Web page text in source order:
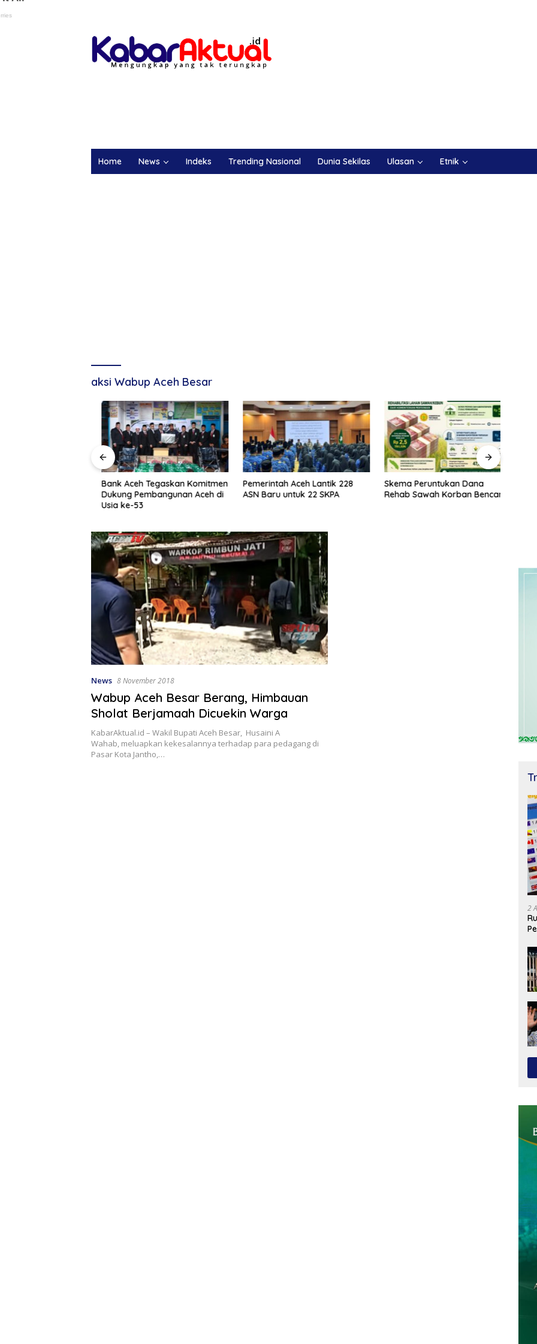
Home News Indeks Trending Nasional Dunia Sekilas Ulasan Etnik
aksi Wabup Aceh Besar
Bank Aceh Tegaskan Komitmen
Dukung Pembangunan Aceh di
Usia ke-53
Pemerintah Aceh Lantik 228
ASN Baru untuk 22 SKPA
Skema Peruntukan Dana
Rehab Sawah Korban Bencana
News 8 November 2018
Wabup Aceh Besar Berang, Himbauan
Sholat Berjamaah Dicuekin Warga
KabarAktual.id – Wakil Bupati Aceh Besar, Husaini A
Wahab, meluapkan kekesalannya terhadap para pedagang di
Pasar Kota Jantho,…
2